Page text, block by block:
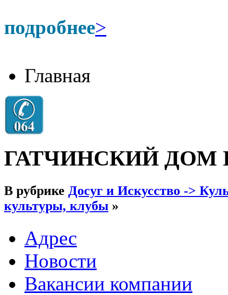
подробнее>
Главная
ГАТЧИНСКИЙ ДОМ
В рубрике Досуг и Искусство ->
культуры, клубы »
Адрес
Новости
Вакансии компании